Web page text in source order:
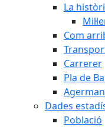
La
Com
Carrerer
Pla de
Dades
Població